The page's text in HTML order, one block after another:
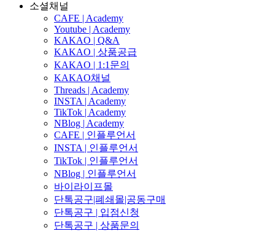
소셜채널
CAFE | Academy
Youtube | Academy
KAKAO | Q&A
KAKAO | 상품공급
KAKAO | 1:1문의
KAKAO채널
Threads | Academy
INSTA | Academy
TikTok | Academy
NBlog | Academy
CAFE | 인플루언서
INSTA | 인플루언서
TikTok | 인플루언서
NBlog | 인플루언서
바이라이프몰
단톡공구|폐쇄몰|공동구매
단톡공구 | 입점신청
단톡공구 | 상품문의